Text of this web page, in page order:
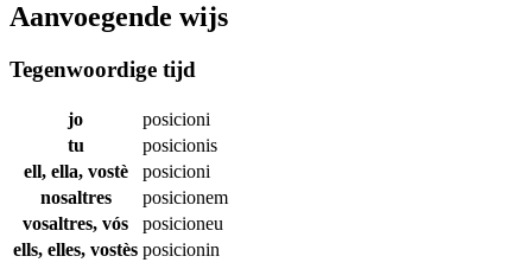
Aanvoegende wijs
Tegenwoordige tijd
jo
posicioni
tu
posicionis
ell, ella, vostè
posicioni
nosaltres
posicionem
vosaltres, vós
posicioneu
ells, elles, vostès posicionin